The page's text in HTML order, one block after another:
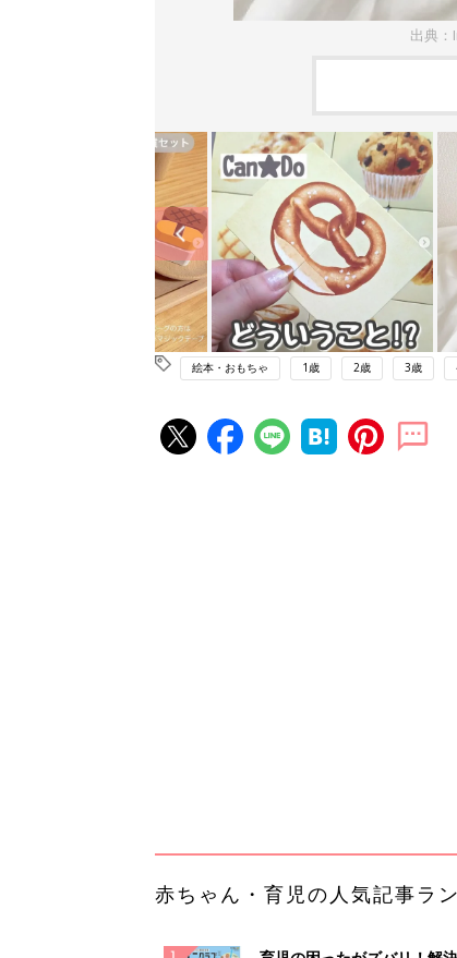
出典：
絵本・おもちゃ 1歳 2歳 3歳
23年続く自律型組織に共通